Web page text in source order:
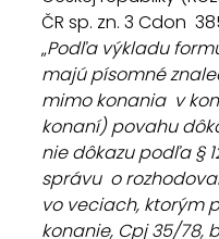
ČR sp. zn. 3 Cdon
„Podľa výkladu
majú písomné
mimo konania  v
konaní) povahu
nie dôkazu podľa §
správu  o
vo veciach, ktorým
konanie, Cpj 35/78,